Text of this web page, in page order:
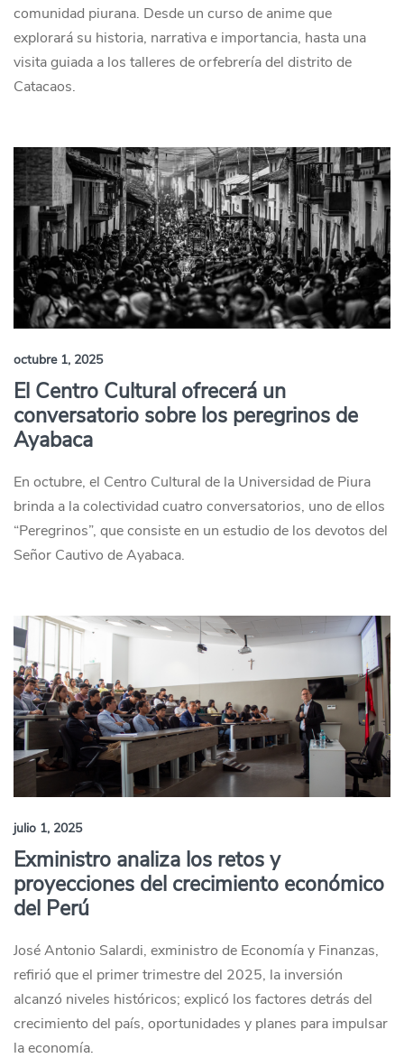
comunidad piurana. Desde un curso de anime que
explorará su historia, narrativa e importancia, hasta una
visita guiada a los talleres de orfebrería del distrito de
Catacaos.
octubre 1, 2025
El Centro Cultural ofrecerá un
conversatorio sobre los peregrinos de
Ayabaca
En octubre, el Centro Cultural de la Universidad de Piura
brinda a la colectividad cuatro conversatorios, uno de ellos
“Peregrinos”, que consiste en un estudio de los devotos del
Señor Cautivo de Ayabaca.
julio 1, 2025
Exministro analiza los retos y
proyecciones del crecimiento económico
del Perú
José Antonio Salardi, exministro de Economía y Finanzas,
refirió que el primer trimestre del 2025, la inversión
alcanzó niveles históricos; explicó los factores detrás del
crecimiento del país, oportunidades y planes para impulsar
la economía.